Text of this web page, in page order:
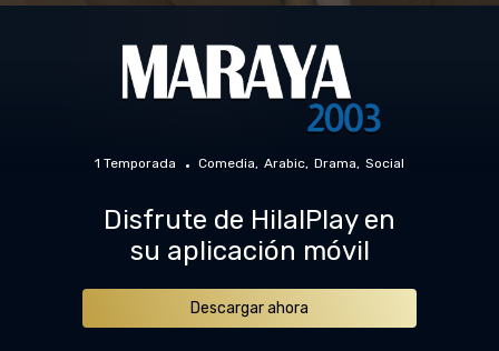
1 Temporada Comedia Arabic Drama Social
Disfrute de HilalPlay en
su aplicación móvil
Descargar ahora